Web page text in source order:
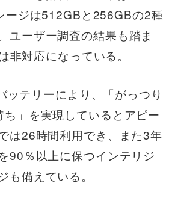
ージは512GBと256GBの2種
ユーザー調査の結果も踏ま
非対応になっている。
テリーにより、「がっつり
」を実現しているとアピー
は26時間利用でき、また3年
90％以上に保つインテリジ
も備えている。